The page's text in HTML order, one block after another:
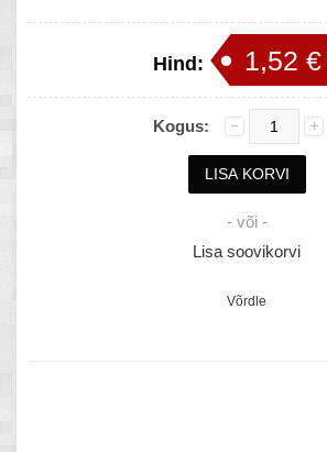
Hind: 1,52 €
Kogus:
- või -
Lisa soovikorvi
Võrdle